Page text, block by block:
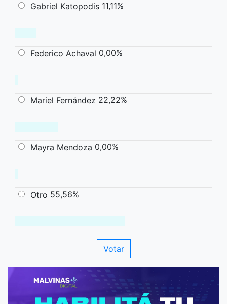
Gabriel Katopodis 11,11%
Federico Achaval 0,00%
Mariel Fernández 22,22%
Mayra Mendoza 0,00%
Otro 55,56%